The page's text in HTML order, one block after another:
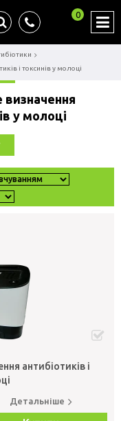
0
і токсинів у молоці
у молоці
антибіотиків і
Детальніше